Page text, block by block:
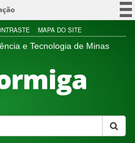
Participe
Serviços
MAPA DO SITE
e Tecnologia de Minas
e